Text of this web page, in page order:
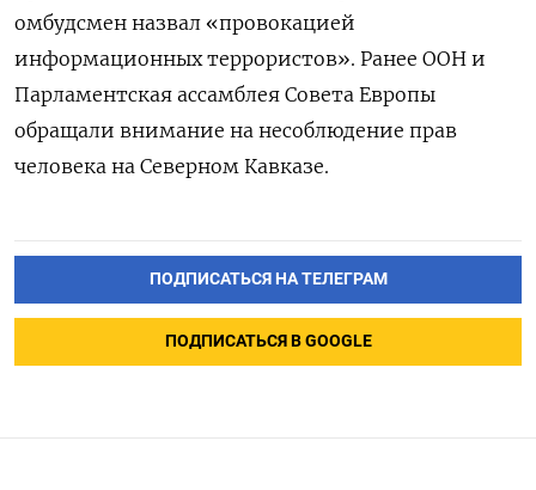
омбудсмен назвал «провокацией
информационных террористов». Ранее ООН и
Парламентская ассамблея Совета Европы
обращали внимание на несоблюдение прав
человека на Северном Кавказе.
ПОДПИСАТЬСЯ НА ТЕЛЕГРАМ
ПОДПИСАТЬСЯ В GOOGLE